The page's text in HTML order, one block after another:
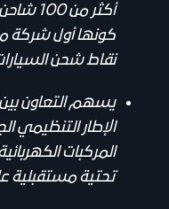
أكثر
كونها أول شركة
نقاط شحن
يسهم التعاون
الإطار التنظيمي
المركبات
تحتية مستقبلية